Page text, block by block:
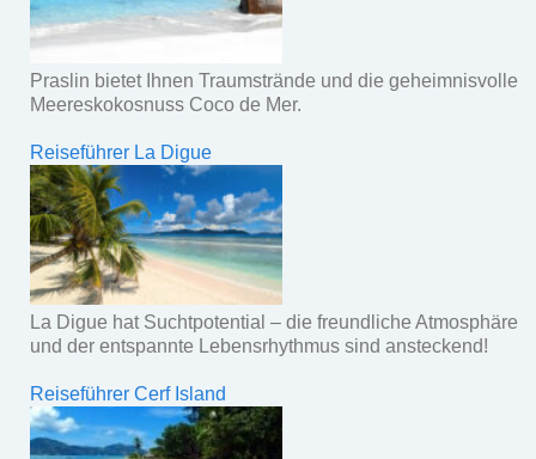
Praslin bietet Ihnen Traumstrände und die geheimnisvolle
Meereskokosnuss Coco de Mer.
Reiseführer La Digue
La Digue hat Suchtpotential – die freundliche Atmosphäre
und der entspannte Lebensrhythmus sind ansteckend!
Reiseführer Cerf Island